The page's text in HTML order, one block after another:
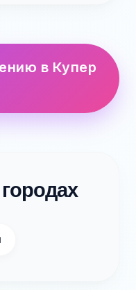
в Купер